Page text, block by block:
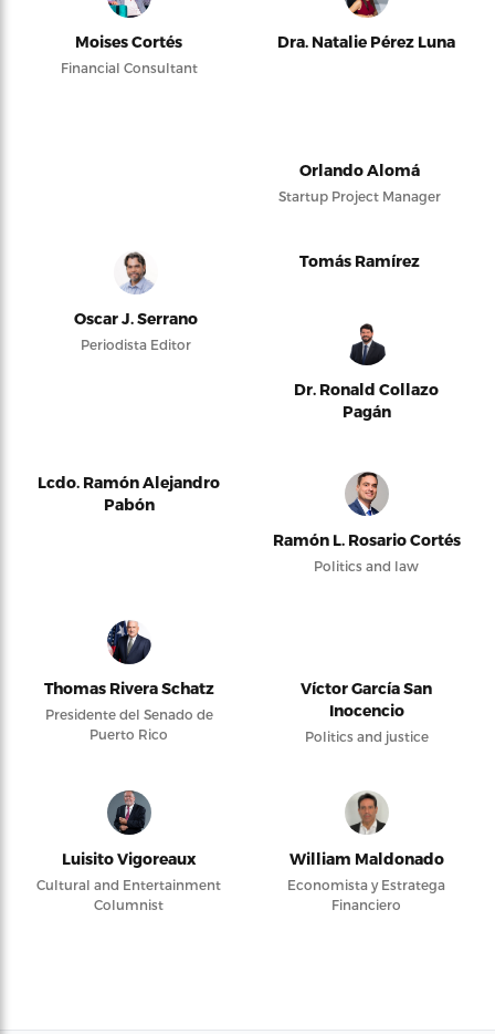
Moises Cortés
Financial Consultant
Dra. Natalie Pérez Luna
Orlando Alomá
Startup Project Manager
Oscar J. Serrano
Periodista Editor
Tomás Ramírez
Dr. Ronald Collazo
Pagán
Lcdo. Ramón Alejandro
Pabón
Ramón L. Rosario Cortés
Politics and law
Thomas Rivera Schatz
Presidente del Senado de
Puerto Rico
Víctor García San
Inocencio
Politics and justice
Luisito Vigoreaux
Cultural and Entertainment
Columnist
William Maldonado
Economista y Estratega
Financiero